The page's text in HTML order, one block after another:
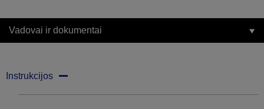
Vadovai ir dokumentai
Instrukcijos